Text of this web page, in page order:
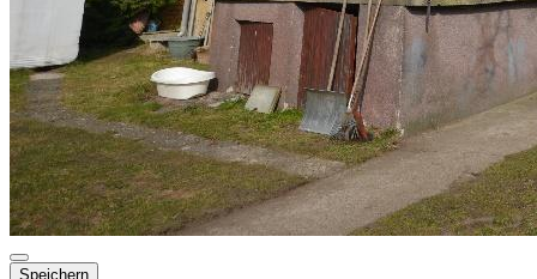
Speichern